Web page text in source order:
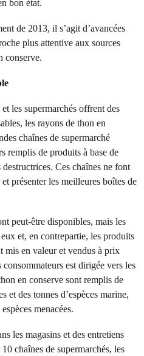
bon état.
de 2013, il s’agit d’avancées
plus attentive aux sources
conserve.
les supermarchés offrent des
les rayons de thon en
chaînes de supermarché
remplis de produits à base de
Ces chaînes ne font
présenter les meilleures boîtes de
peut-être disponibles, mais les
et, en contrepartie, les produits
mis en valeur et vendus à prix
est dirigée vers les
en conserve sont remplis de
et des tonnes d’espèces marine,
menacées.
les magasins et des entretiens
chaînes de supermarchés, les